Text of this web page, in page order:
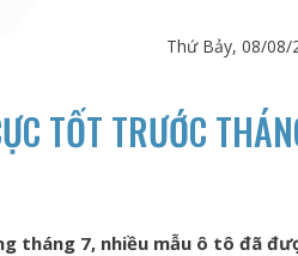
Thứ Bảy, 08/
TỐT TRƯỚC
tháng 7, nhiều mẫu ô tô đã